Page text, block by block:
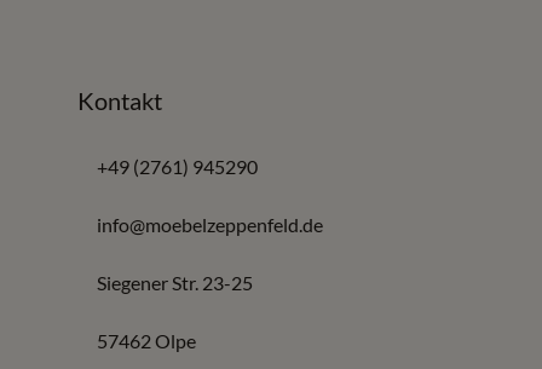
Worauf Sie beim Kauf von sofort lieferbare
Material, Farbe und Stil mit vorhandenen Möbeln
Liefer- und Montagemöglichkeiten klären
schnell wechseln
Kontakt
+49 (2761) 945290
info@moebelzeppenfeld.de
Siegener Str. 23-25
57462 Olpe